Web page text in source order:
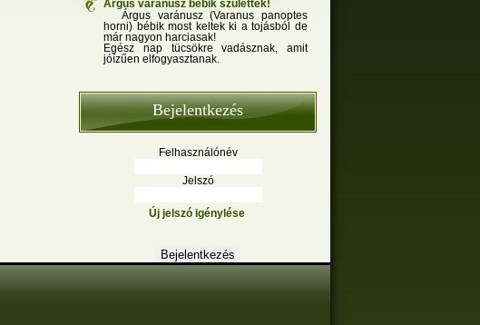
Árgus varánusz bébik születtek!
Árgus varánusz (Varanus panoptes
horni) bébik most keltek ki a tojásból de
már nagyon harciasak!
Egész nap tücsökre vadásznak, amit
jóízűen elfogyasztanak.
Bejelentkezés
Felhasználónév
Jelszó
Új jelszó igénylése